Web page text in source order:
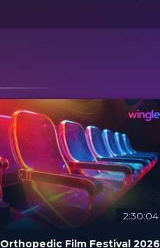
2:30:04
Orthopedic Film Festival 2026